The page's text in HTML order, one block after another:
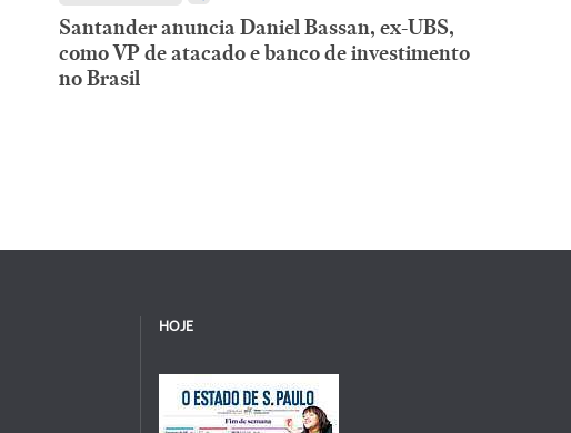
Santander anuncia Daniel Bassan, ex-UBS,
como VP de atacado e banco de investimento
no Brasil
HOJE